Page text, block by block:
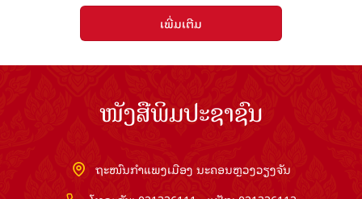
ຖະໜົນກຳແພງເມືອງ ນະຄອນຫຼວງວຽງຈັນ
ອີເມວ:pasaxonn@yahoo.com
ຄະນະໂຄສະນາອົບຮົມ​ສູນ​ກາງ​ພັກ